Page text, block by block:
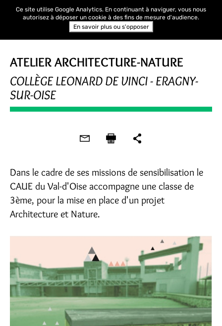
ATELIER ARCHITECTURE-NATURE
COLLÈGE LEONARD DE VINCI - ERAGNY-
SUR-OISE
Dans le cadre de ses missions de sensibilisation le
CAUE du Val-d'Oise accompagne une classe de
3ème, pour la mise en place d'un projet
Architecture et Nature.
Ce site utilise Google Analytics. En continuant à naviguer, vous nous
autorisez à déposer un cookie à des fins de mesure d'audience.
En savoir plus ou s'opposer